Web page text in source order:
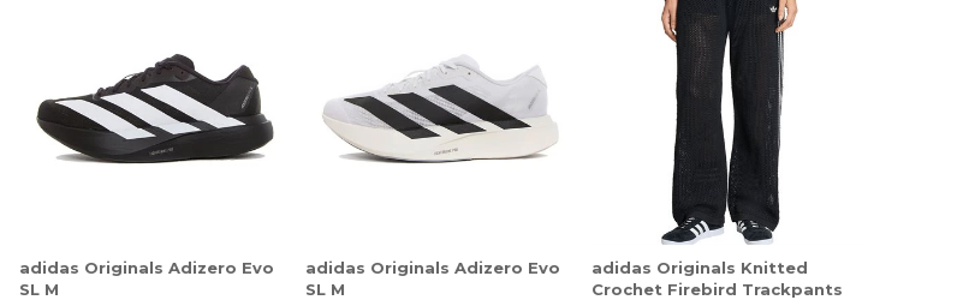
adidas Originals Adizero Evo
SL M
adidas Originals Adizero Evo
SL M
adidas Originals Knitted
Crochet Firebird Trackpants